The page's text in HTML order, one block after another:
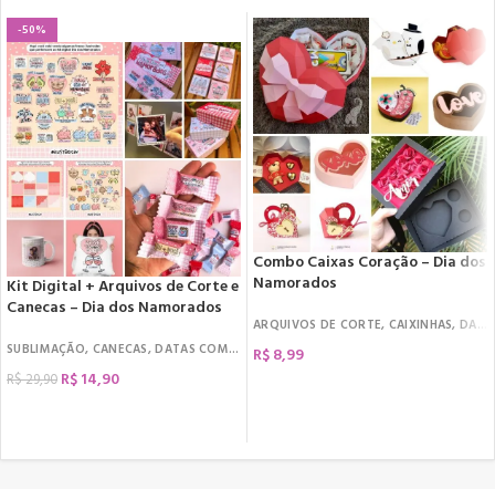
-50%
Kit Digital + Arquivos de Corte e
Canecas – Dia dos Namorados
SUBLIMAÇÃO, CANECAS,DATAS COMEMORATIVAS
R$29,90 R$14,90
Combo Caixas Coração – Dia dos
Namorados
ARQUIVOS DE CORTE, CAIXINHAS, DATAS COMEMORATIVAS
R$8,99